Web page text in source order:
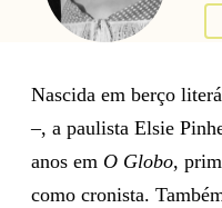
Nascida em berço
–, a paulista Elsie
anos em O Globo,
como cronista.